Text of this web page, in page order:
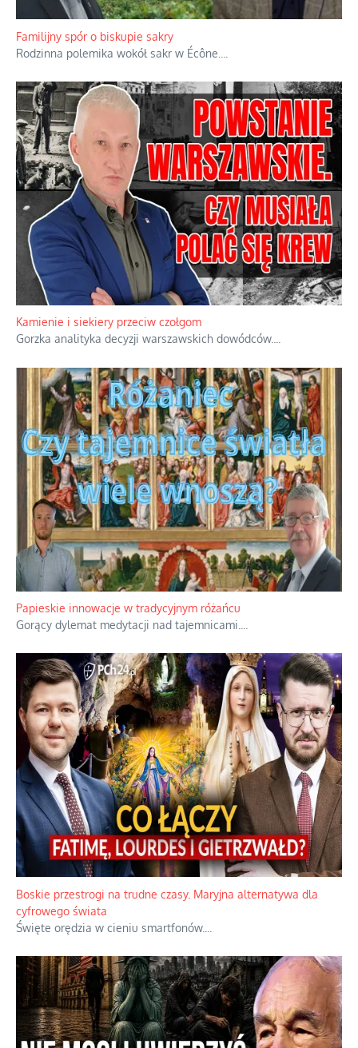
Familijny spór o biskupie sakry
Rodzinna polemika wokół sakr w Écône.
Kamienie i siekiery przeciw czołgom
Gorzka analityka decyzji warszawskich dowódców.
Papieskie innowacje w tradycyjnym różańcu
Gorący dylemat medytacji nad tajemnicami.
Boskie przestrogi na trudne czasy. Maryjna alternatywa dla
cyfrowego świata
Święte orędzia w cieniu smartfonów.